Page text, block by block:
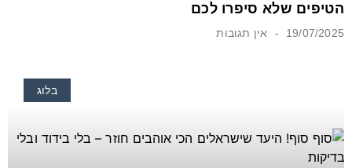
הטיפים שלא סיפרו לכם
19/07/2025 אין תגובות
בלוג